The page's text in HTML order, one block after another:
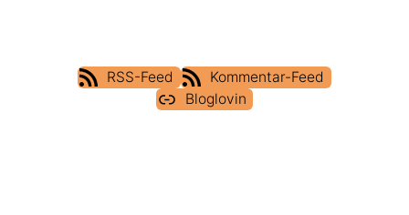
RSS-Feed
Kommentar-Feed
Bloglovin